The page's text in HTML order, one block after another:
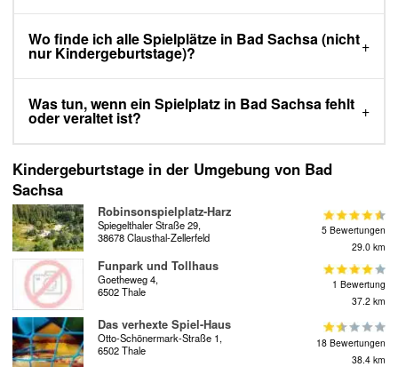
Wo finde ich alle Spielplätze in Bad Sachsa (nicht
nur Kindergeburtstage)?
Was tun, wenn ein Spielplatz in Bad Sachsa fehlt
oder veraltet ist?
Kindergeburtstage in der Umgebung von Bad
Sachsa
Robinsonspielplatz-Harz
Spiegelthaler Straße 29,
38678 Clausthal-Zellerfeld
5 Bewertungen
29.0 km
Funpark und Tollhaus
Goetheweg 4,
6502 Thale
1 Bewertung
37.2 km
Das verhexte Spiel-Haus
Otto-Schönermark-Straße 1,
6502 Thale
18 Bewertungen
38.4 km